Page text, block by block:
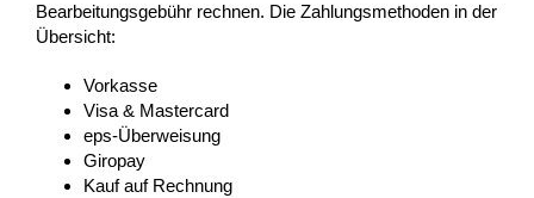
Bearbeitungsgebühr rechnen. Die Zahlungsmethoden in der
Übersicht:
Vorkasse
Visa & Mastercard
eps-Überweisung
Giropay
Kauf auf Rechnung